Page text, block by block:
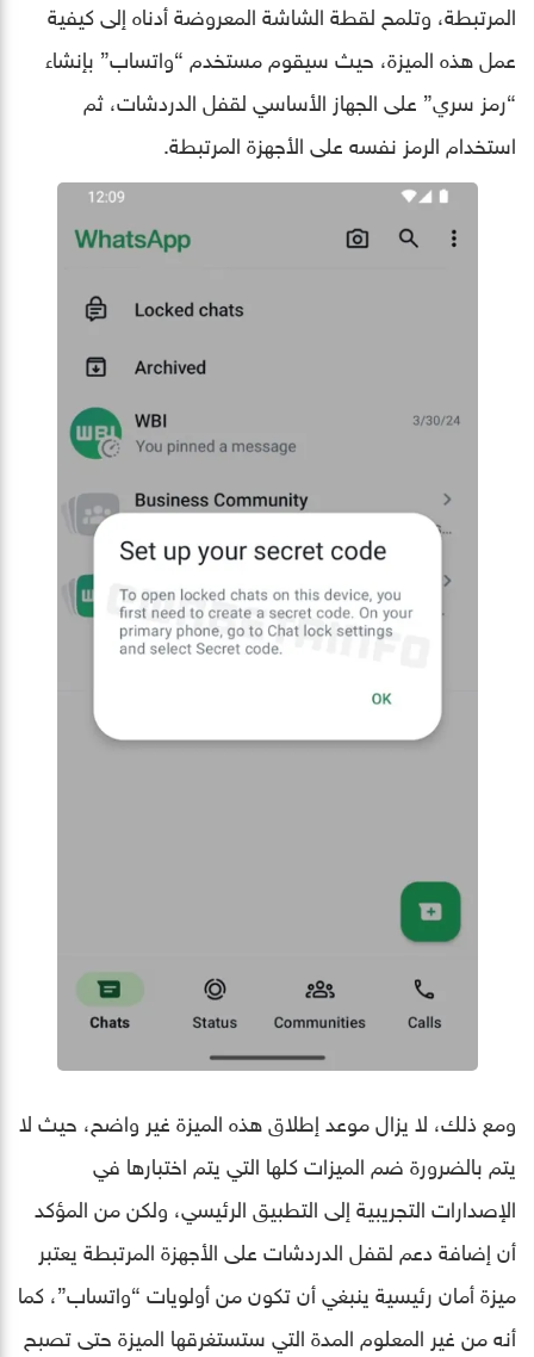
المرتبطة، وتلمح لقطة الشاشة المعروضة أدناه إلى كيفية
عمل هذه الميزة، حيث سيقوم مستخدم “واتساب” بإنشاء
“رمز سري” على الجهاز الأساسي لقفل الدردشات، ثم
استخدام الرمز نفسه على الأجهزة المرتبطة.
ومع ذلك، لا يزال موعد إطلاق هذه الميزة غير واضح، حيث لا
يتم بالضرورة ضم الميزات كلها التي يتم اختبارها في
الإصدارات التجريبية إلى التطبيق الرئيسي، ولكن من المؤكد
أن إضافة دعم لقفل الدردشات على الأجهزة المرتبطة يعتبر
ميزة أمان رئيسية ينبغي أن تكون من أولويات “واتساب”، كما
أنه من غير المعلوم المدة التي ستستغرقها الميزة حتى تصبح